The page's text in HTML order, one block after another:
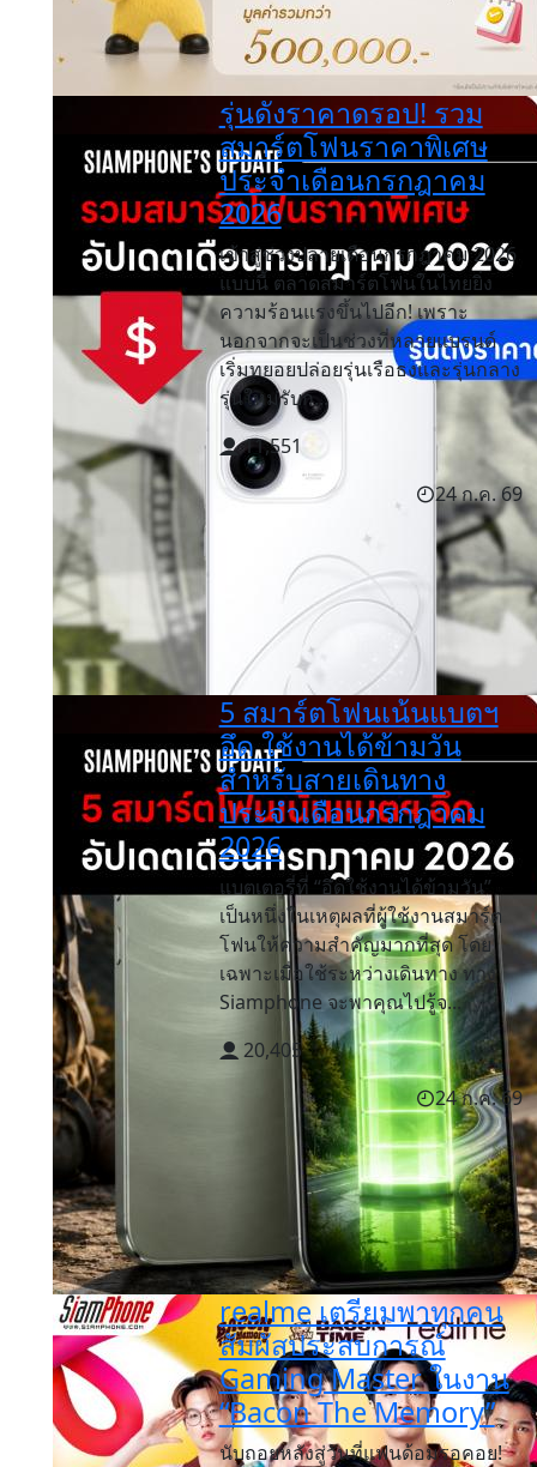
รุ่นดังราคาดรอป! รวม
สมาร์ตโฟนราคาพิเศษ
ประจำเดือนกรกฎาคม
2026
เข้าสู่ช่วงปลายเดือนกรกฎาคม 2026
แบบนี้ ตลาดสมาร์ตโฟนในไทยยิ่ง
ความร้อนแรงขึ้นไปอีก! เพราะ
นอกจากจะเป็นช่วงที่หลายแบรนด์
เริ่มทยอยปล่อยรุ่นเรือธงและรุ่นกลาง
รุ่นใหม่รับก...
11,551
24 ก.ค. 69
5 สมาร์ตโฟนเน้นแบตฯ
อึด ใช้งานได้ข้ามวัน
สำหรับสายเดินทาง
ประจำเดือนกรกฎาคม
2026
แบตเตอรี่ที่ “อึดใช้งานได้ข้ามวัน”
เป็นหนึ่งในเหตุผลที่ผู้ใช้งานสมาร์ต
โฟนให้ความสำคัญมากที่สุด โดย
เฉพาะเมื่อใช้ระหว่างเดินทาง ทาง
Siamphone จะพาคุณไปรู้จ...
20,405
24 ก.ค. 69
realme เตรียมพาทุกคน
สัมผัสประสบการณ์
Gaming Master ในงาน
“Bacon The Memory”
นับถอยหลังสู่วันที่แฟนด้อมรอคอย!